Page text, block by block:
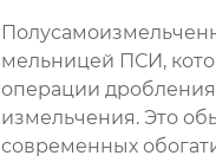
мельницей ПСИ,
операции
измельчения. Это
современных